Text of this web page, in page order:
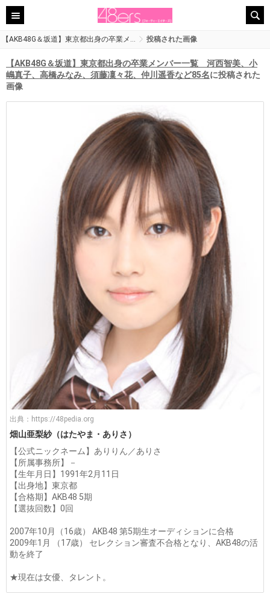
【AKB48G＆坂道】東京都出身の卒業メ… 投稿された画像
【AKB48G＆坂道】東京都出身の卒業メンバー一覧 河西智美、小
嶋真子、高橋みなみ、須藤凜々花、仲川遥香など85名に投稿された
画像
出典： https://48pedia.org
畑山亜梨紗（はたやま・ありさ）
【公式ニックネーム】ありりん／ありさ
【所属事務所】－
【生年月日】1991年2月11日
【出身地】東京都
【合格期】AKB48 5期
【選抜回数】0回
2007年10月（16歳） AKB48 第5期生オーディションに合格
2009年1月 （17歳） セレクション審査不合格となり、AKB48の活
動を終了
★現在は女優、タレント。